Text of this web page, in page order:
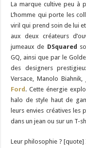
La marque cultive peu à
L’homme qui porte les
viril qui prend soin de lui
aux deux créateurs
jumeaux de DSquared
GQ, ainsi que par le
des designers
Versace, Manolo
Ford . Cette énergie
halo de style haut de
leurs envies créatives
dans un jean ou sur un T-
Leur philosophie ?